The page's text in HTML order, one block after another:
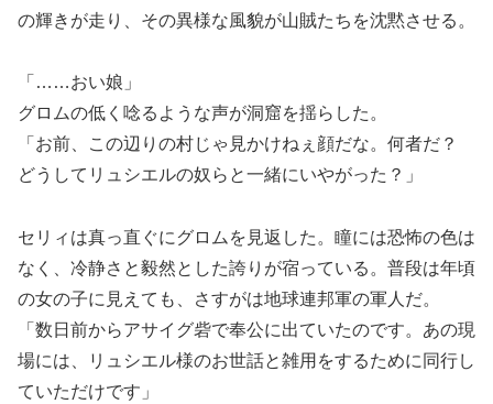
の輝きが走り、その異様な風貌が山賊たちを沈黙させる。
「……おい娘」
グロムの低く唸るような声が洞窟を揺らした。
「お前、この辺りの村じゃ見かけねぇ顔だな。何者だ？
どうしてリュシエルの奴らと一緒にいやがった？」
セリィは真っ直ぐにグロムを見返した。瞳には恐怖の色は
なく、冷静さと毅然とした誇りが宿っている。普段は年頃
の女の子に見えても、さすがは地球連邦軍の軍人だ。
「数日前からアサイグ砦で奉公に出ていたのです。あの現
場には、リュシエル様のお世話と雑用をするために同行し
ていただけです」